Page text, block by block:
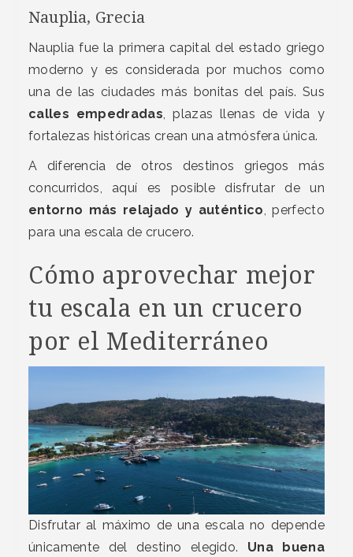
Nauplia, Grecia
Nauplia fue la primera capital del estado griego
moderno y es considerada por muchos como
una de las ciudades más bonitas del país. Sus
calles empedradas, plazas llenas de vida y
fortalezas históricas crean una atmósfera única.
A diferencia de otros destinos griegos más
concurridos, aquí es posible disfrutar de un
entorno más relajado y auténtico, perfecto
para una escala de crucero.
Cómo aprovechar mejor
tu escala en un crucero
por el Mediterráneo
Disfrutar al máximo de una escala no depende
únicamente del destino elegido. Una buena